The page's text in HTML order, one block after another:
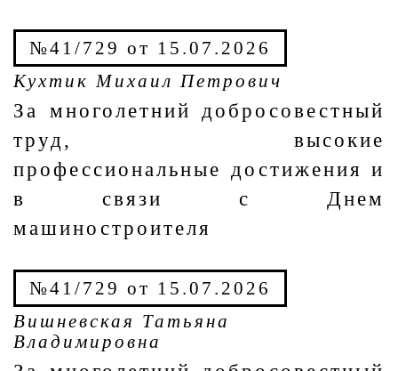
№41/729 от 15.07.2026
Кухтик Михаил Петрович
За многолетний добросовестный
труд, высокие
профессиональные достижения и
в связи с Днем
машиностроителя
№41/729 от 15.07.2026
Вишневская Татьяна
Владимировна